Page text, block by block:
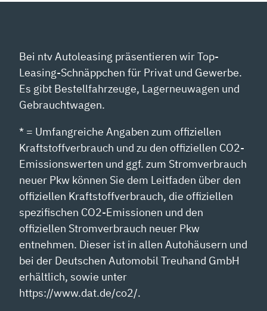
Bei ntv Autoleasing präsentieren wir Top-
Leasing-Schnäppchen für Privat und Gewerbe.
Es gibt Bestellfahrzeuge, Lagerneuwagen und
Gebrauchtwagen.
* = Umfangreiche Angaben zum offiziellen
Kraftstoffverbrauch und zu den offiziellen CO2-
Emissionswerten und ggf. zum Stromverbrauch
neuer Pkw können Sie dem Leitfaden über den
offiziellen Kraftstoffverbrauch, die offiziellen
spezifischen CO2-Emissionen und den
offiziellen Stromverbrauch neuer Pkw
entnehmen. Dieser ist in allen Autohäusern und
bei der Deutschen Automobil Treuhand GmbH
erhältlich, sowie unter
https://www.dat.de/co2/.